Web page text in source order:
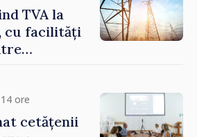
TVA la
cu facilități
ore
cetățenii